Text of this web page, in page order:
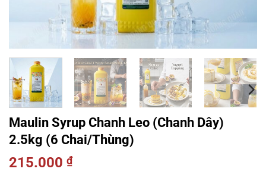
Maulin Syrup Chanh Leo (Chanh Dây)
2.5kg (6 Chai/Thùng)
215.000 ₫